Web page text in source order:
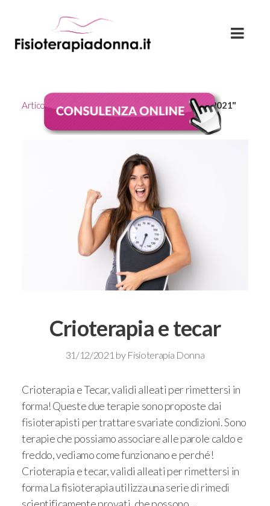
Articoli From the monthly archives: "Dicembre 2021"
Crioterapia e tecar
31/12/2021 by Fisioterapia Donna
Crioterapia e Tecar, validi alleati per rimettersi in
forma! Queste due terapie sono proposte dai
fisioterapisti per trattare svariate condizioni. Sono
terapie che possiamo associare alle parole caldo e
freddo, vediamo come funzionano e perché!
Crioterapia e tecar, validi alleati per rimettersi in
forma La fisioterapia utilizza una serie di rimedi